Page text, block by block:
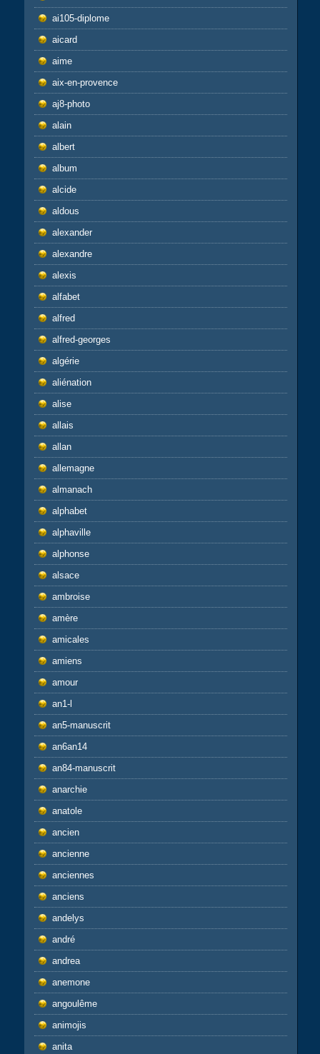
ai105-diplome
aicard
aime
aix-en-provence
aj8-photo
alain
albert
album
alcide
aldous
alexander
alexandre
alexis
alfabet
alfred
alfred-georges
algérie
aliénation
alise
allais
allan
allemagne
almanach
alphabet
alphaville
alphonse
alsace
ambroise
amère
amicales
amiens
amour
an1-l
an5-manuscrit
an6an14
an84-manuscrit
anarchie
anatole
ancien
ancienne
anciennes
anciens
andelys
andré
andrea
anemone
angoulême
animojis
anita